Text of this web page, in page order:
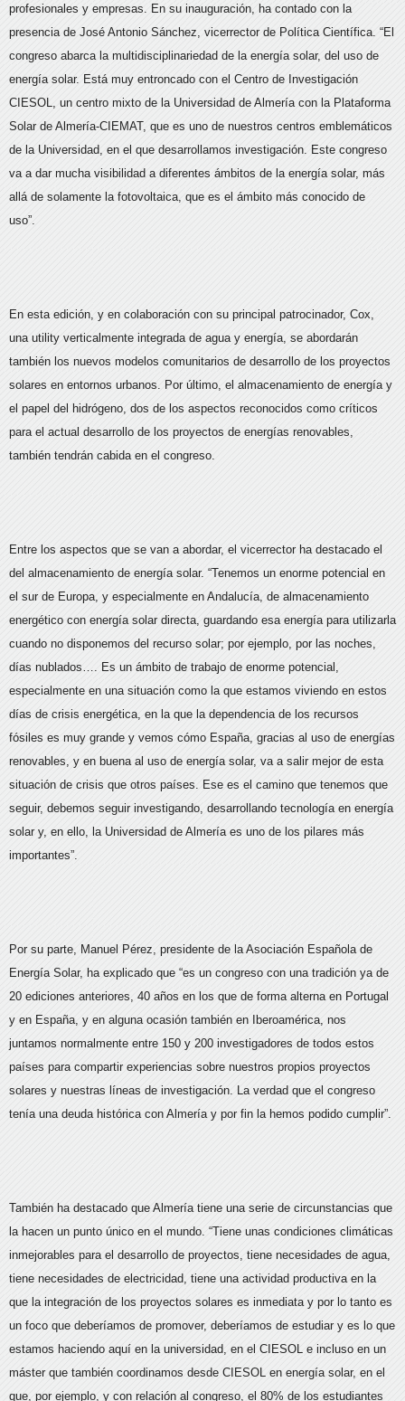
profesionales y empresas. En su inauguración, ha contado con la
presencia de José Antonio Sánchez, vicerrector de Política Científica. “El
congreso abarca la multidisciplinariedad de la energía solar, del uso de
energía solar. Está muy entroncado con el Centro de Investigación
CIESOL, un centro mixto de la Universidad de Almería con la Plataforma
Solar de Almería-CIEMAT, que es uno de nuestros centros emblemáticos
de la Universidad, en el que desarrollamos investigación. Este congreso
va a dar mucha visibilidad a diferentes ámbitos de la energía solar, más
allá de solamente la fotovoltaica, que es el ámbito más conocido de
uso”.
En esta edición, y en colaboración con su principal patrocinador, Cox,
una utility verticalmente integrada de agua y energía, se abordarán
también los nuevos modelos comunitarios de desarrollo de los proyectos
solares en entornos urbanos. Por último, el almacenamiento de energía y
el papel del hidrógeno, dos de los aspectos reconocidos como críticos
para el actual desarrollo de los proyectos de energías renovables,
también tendrán cabida en el congreso.
Entre los aspectos que se van a abordar, el vicerrector ha destacado el
del almacenamiento de energía solar. “Tenemos un enorme potencial en
el sur de Europa, y especialmente en Andalucía, de almacenamiento
energético con energía solar directa, guardando esa energía para utilizarla
cuando no disponemos del recurso solar; por ejemplo, por las noches,
días nublados…. Es un ámbito de trabajo de enorme potencial,
especialmente en una situación como la que estamos viviendo en estos
días de crisis energética, en la que la dependencia de los recursos
fósiles es muy grande y vemos cómo España, gracias al uso de energías
renovables, y en buena al uso de energía solar, va a salir mejor de esta
situación de crisis que otros países. Ese es el camino que tenemos que
seguir, debemos seguir investigando, desarrollando tecnología en energía
solar y, en ello, la Universidad de Almería es uno de los pilares más
importantes”.
Por su parte, Manuel Pérez, presidente de la Asociación Española de
Energía Solar, ha explicado que “es un congreso con una tradición ya de
20 ediciones anteriores, 40 años en los que de forma alterna en Portugal
y en España, y en alguna ocasión también en Iberoamérica, nos
juntamos normalmente entre 150 y 200 investigadores de todos estos
países para compartir experiencias sobre nuestros propios proyectos
solares y nuestras líneas de investigación. La verdad que el congreso
tenía una deuda histórica con Almería y por fin la hemos podido cumplir”.
También ha destacado que Almería tiene una serie de circunstancias que
la hacen un punto único en el mundo. “Tiene unas condiciones climáticas
inmejorables para el desarrollo de proyectos, tiene necesidades de agua,
tiene necesidades de electricidad, tiene una actividad productiva en la
que la integración de los proyectos solares es inmediata y por lo tanto es
un foco que deberíamos de promover, deberíamos de estudiar y es lo que
estamos haciendo aquí en la universidad, en el CIESOL e incluso en un
máster que también coordinamos desde CIESOL en energía solar, en el
que, por ejemplo, y con relación al congreso, el 80% de los estudiantes